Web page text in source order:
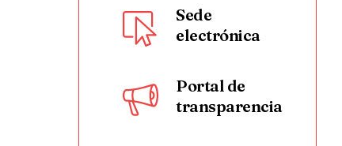
Sede
electrónica
Portal de
transparencia